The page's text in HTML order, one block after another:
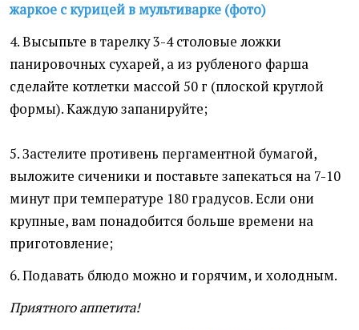
жаркое с курицей в мультиварке (фото)
4. Высыпьте в тарелку 3-4 столовые ложки
панировочных сухарей, а из рубленого фарша
сделайте котлетки массой 50 г (плоской круглой
формы). Каждую запанируйте;
5. Застелите противень пергаментной бумагой,
выложите сиченики и поставьте запекаться на 7-10
минут при температуре 180 градусов. Если они
крупные, вам понадобится больше времени на
приготовление;
6. Подавать блюдо можно и горячим, и холодным.
Приятного аппетита!